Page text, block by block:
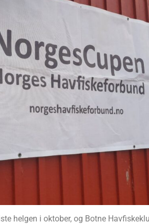
helgen i oktober, og Botne